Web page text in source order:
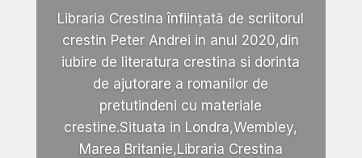
Libraria Crestina înființată de scriitorul
crestin Peter Andrei in anul 2020,din
iubire de literatura crestina si dorinta
de ajutorare a romanilor de
pretutindeni cu materiale
crestine.Situata in Londra,Wembley,
Marea Britanie,Libraria Crestina